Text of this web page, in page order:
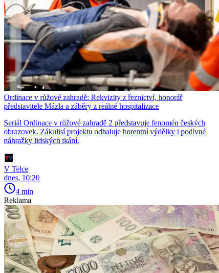
Ordinace v růžové zahradě: Rekvizity z řeznictví, honorář
představitele Mázla a záběry z reálné hospitalizace
Seriál Ordinace v růžové zahradě 2 představuje fenomén českých
obrazovek. Zákulisí projektu odhaluje horentní výdělky i podivné
náhražky lidských tkání.
V Telce
dnes, 10:20
4 min
Reklama